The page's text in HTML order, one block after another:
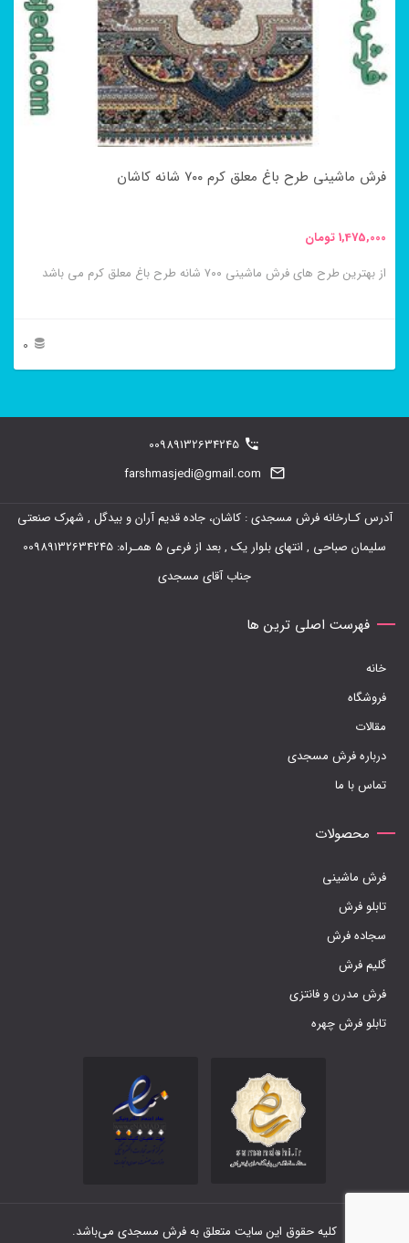
باشد.
گزینه
ها
صفحه
انتخاب
شوند
فرش ماشینی طرح باغ معلق کرم ۷۰۰ شانه کاشان
1,475,000تومان
از بهترین طرح های فرش ماشینی ۷۰۰ شانه طرح باغ معلق کرم می باشد
0
می
باشد.
است
صفحه
محصول
انتخاب
00989132634245
farshmasjedi@gmail.com
آدرس کـارخانه فرش مسجدی : کاشان، جاده قدیم آران و بیدگل , شهرک صنعتی
سلیمان صباحی , انتهای بلوار یک , بعد از فرعی 5 همـراه: 00989132634245
جناب آقای مسجدی
فهرست اصلی ترین ها
خانه
فروشگاه
مقالات
درباره فرش مسجدی
تماس با ما
محصولات
فرش ماشینی
تابلو فرش
سجاده فرش
گلیم فرش
فرش مدرن و فانتزی
تابلو فرش چهره
کلیه حقوق این سایت متعلق به فرش مسجدی می‌باشد.